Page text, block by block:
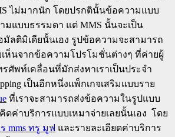
ไม่มากนัก โดยปรกตินั้นข้อความแบบ
มแบบธรรมดา แต่ MMS นั้นจะเป็น
ลติมิเดียนั้นเอง รูปข้อความจะสามารถ
ห็นจากข้อความโปรโมชั่นต่างๆ ที่ค่ายผู้
พท์เคลื่อนที่มักส่งหาเราเป็นประจำ
เป็นอีกหนึ่งแพ็กเกจเสริมแบบราย
ที่เราจะสามารถส่งข้อความในรูปแบบ
ดค่าบริการแบบเหมาจ่ายเลยนั้นเอง โดย
mms ทรู มูฟ และรายละเอียดค่าบริการ